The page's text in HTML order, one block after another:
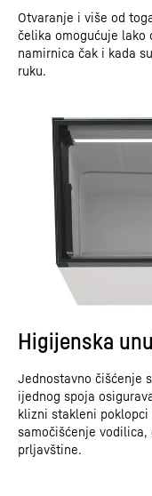
Otvaranje i više od
čelika omogućuje lako
namirnica čak i kada
ruku.
Higijenska
Jednostavno čišćenje
ijednog spoja
klizni stakleni
samočišćenje
prljavštine.